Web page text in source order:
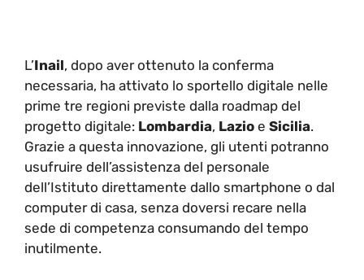
L’Inail, dopo aver ottenuto la conferma
necessaria, ha attivato lo sportello digitale nelle
prime tre regioni previste dalla roadmap del
progetto digitale: Lombardia, Lazio e Sicilia.
Grazie a questa innovazione, gli utenti potranno
usufruire dell’assistenza del personale
dell’Istituto direttamente dallo smartphone o dal
computer di casa, senza doversi recare nella
sede di competenza consumando del tempo
inutilmente.